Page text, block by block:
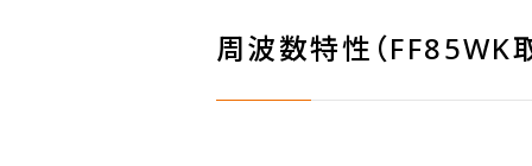
周波数特性（FF85WK